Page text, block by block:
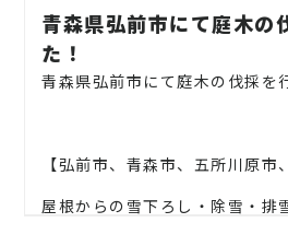
企業様や、施設様、マンション
木、高木、植栽の年間管理など
松、スギ、クスノキ、くろがね
青森県弘前市にて庭木の
た！
青森県弘前市にて庭木の伐採を
【弘前市、青森市、五所川原市
屋根からの雪下ろし・除雪・排